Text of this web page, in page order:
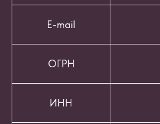
E-mail
ОГРН
ИНН